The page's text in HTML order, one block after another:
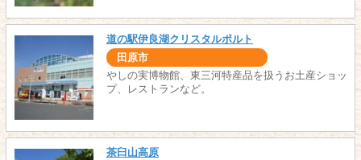
道の駅伊良湖クリスタルポルト
田原市
やしの実博物館、東三河特産品を扱うお土産ショッ
プ、レストランなど。
茶臼山高原